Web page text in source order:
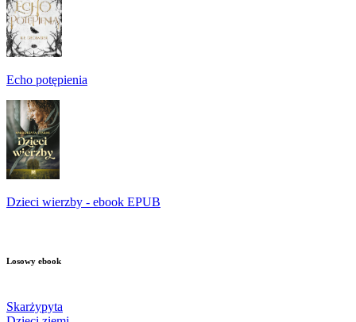
Echo potępienia
Dzieci wierzby - ebook EPUB
Losowy ebook
Skarżypyta